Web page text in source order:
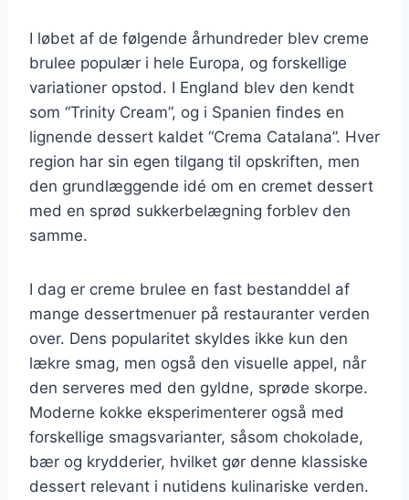
I løbet af de følgende århundreder blev creme
brulee populær i hele Europa, og forskellige
variationer opstod. I England blev den kendt
som “Trinity Cream”, og i Spanien findes en
lignende dessert kaldet “Crema Catalana”. Hver
region har sin egen tilgang til opskriften, men
den grundlæggende idé om en cremet dessert
med en sprød sukkerbelægning forblev den
samme.
I dag er creme brulee en fast bestanddel af
mange dessertmenuer på restauranter verden
over. Dens popularitet skyldes ikke kun den
lækre smag, men også den visuelle appel, når
den serveres med den gyldne, sprøde skorpe.
Moderne kokke eksperimenterer også med
forskellige smagsvarianter, såsom chokolade,
bær og krydderier, hvilket gør denne klassiske
dessert relevant i nutidens kulinariske verden.